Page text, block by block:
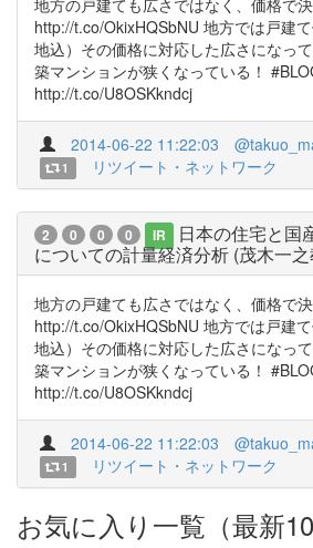
地方の戸建ても広さではなく、価格で
http://t.co/OkixHQSbNU 地方では戸建
地込）その価格に対応した広さになっ
築マンションが狭くなっている！
http://t.co/U8OSKkndcj
2014-06-22 11:22:03
1 リツイート・ネットワーク
2 0 0 0 IR
日本の住宅と国
についての計量経済分析 (茂木一
地方の戸建ても広さではなく、価格で
http://t.co/OkixHQSbNU 地方では戸建
地込）その価格に対応した広さになっ
築マンションが狭くなっている！
http://t.co/U8OSKkndcj
2014-06-22 11:22:03
1 リツイート・ネットワーク
お気に入り一覧（最新